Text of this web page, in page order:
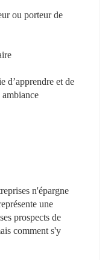
ou porteur de
d’apprendre et de
ambiance
n'épargne
une
prospects de
comment s'y